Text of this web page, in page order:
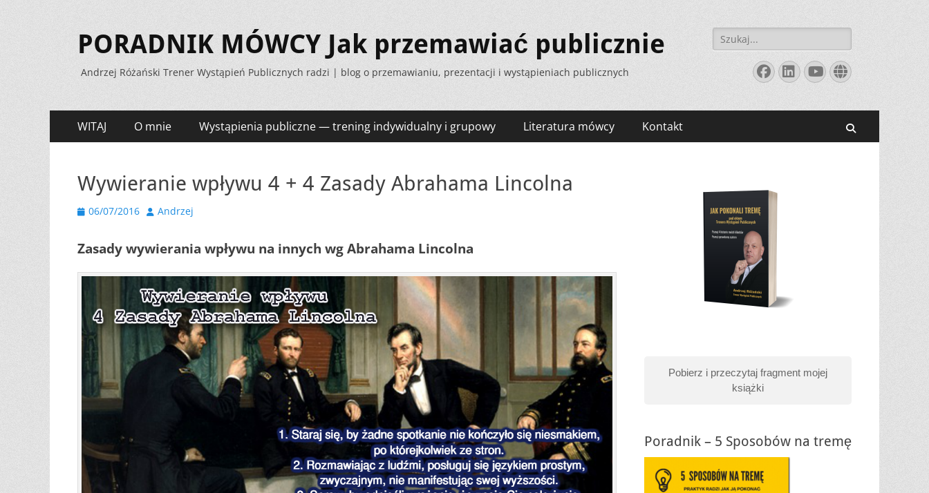
PORADNIK MÓWCY Jak przemawiać publicznie
Andrzej Różański Trener Wystąpień Publicznych radzi | blog o przemawianiu, prezentacji i wystąpieniach publicznych
Szukaj:
Facebook
LinkedIn
YouTube
Website
Menu
WITAJ O mnie Wystąpienia publiczne — trening indywidualny i grupowy Literatura mówcy Kontakt
Wywieranie wpływu 4 + 4 Zasady Abrahama Lincolna
Opublikowano
06/07/2016 AutorAndrzej
Zasady wywierania wpływu na innych wg Abrahama Lincolna
Pobierz i przeczytaj fragment mojej
książki
Poradnik – 5 Sposobów na tremę